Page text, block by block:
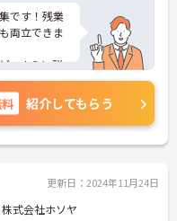
です！残業
両立できま
、さらに詳
ださい。
紹介してもらう
更新日：2024年11月24日
株式会社ホソヤ